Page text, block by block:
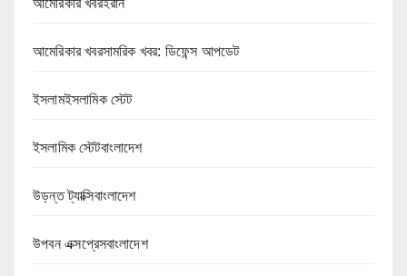
আমেরিকার খবরসামরিক খবর: ডিফেন্স আপডেট
ইসলামইসলামিক স্টেট
ইসলামিক স্টেটবাংলাদেশ
উড়ন্ত ট্যাক্সিবাংলাদেশ
উপবন এক্সপ্রেসবাংলাদেশ